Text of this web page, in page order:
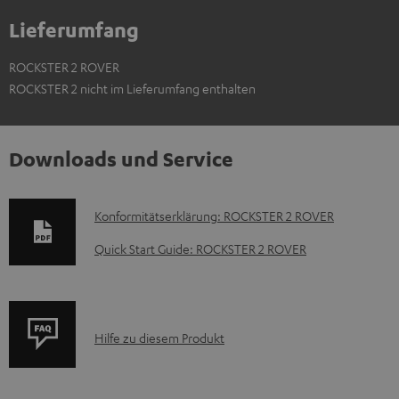
Lieferumfang
ROCKSTER 2 ROVER
ROCKSTER 2 nicht im Lieferumfang enthalten
Downloads und Service
D
o
e
Konformitätserklärung: ROCKSTER 2 ROVER
Quick Start Guide: ROCKSTER 2 ROVER
P
Hilfe zu diesem Produkt